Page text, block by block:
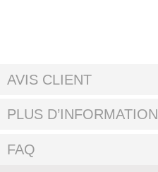
AVIS CLIENT
PLUS D’INFORMATION
FAQ